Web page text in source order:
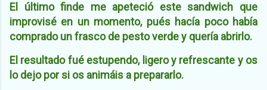
El último finde me apeteció este sandwich que
improvisé en un momento, pués hacía poco había
comprado un frasco de pesto verde y quería abrirlo.
El resultado fué estupendo, ligero y refrescante y os
lo dejo por si os animáis a prepararlo.